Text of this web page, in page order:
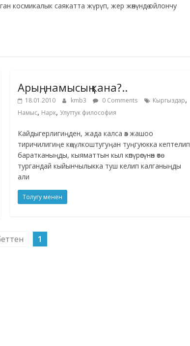
космикалык саякатта жүрүп, жер жөнүндө ойлончу
Арың, намысың кана?..
18.01.2010 kmb3 0 Comments Кыргыздар,
Намыс, Нарк, Улуттук философия
Кайдыгерлигиңден, жада калса өз жашоо
тиричилигиңе көңүлкоштугуңан туңгуюкка кептелип
баратканыңды, кыяматтын кыл көпүрөсүнөн өтө
тургандай кыйынчылыкка туш келип калганыңды
али
Толугу менен
1